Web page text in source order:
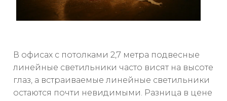
В офисах с потолками 2,7 метра подвесные
линейные светильники часто висят на высоте
глаз, а встраиваемые линейные светильники
остаются почти невидимыми. Разница в цене